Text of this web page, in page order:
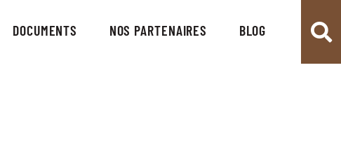
DOCUMENTS NOS PARTENAIRES BLOG